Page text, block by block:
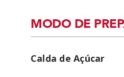
MODO DE
Calda de Açúcar